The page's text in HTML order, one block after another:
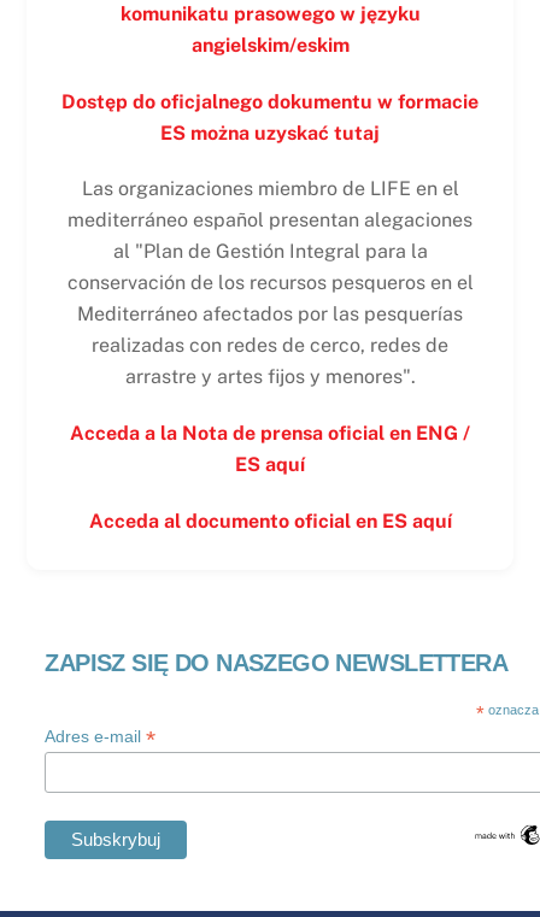
komunikatu prasowego w języku
angielskim/eskim
Dostęp do oficjalnego dokumentu w formacie
ES można uzyskać tutaj
Las organizaciones miembro de LIFE en el
mediterráneo español presentan alegaciones
al "Plan de Gestión Integral para la
conservación de los recursos pesqueros en el
Mediterráneo afectados por las pesquerías
realizadas con redes de cerco, redes de
arrastre y artes fijos y menores".
Acceda a la Nota de prensa oficial en ENG /
ES aquí
Acceda al documento oficial en ES aquí
ZAPISZ SIĘ DO NASZEGO NEWSLETTERA
*
Adres e-mail*
Swedish